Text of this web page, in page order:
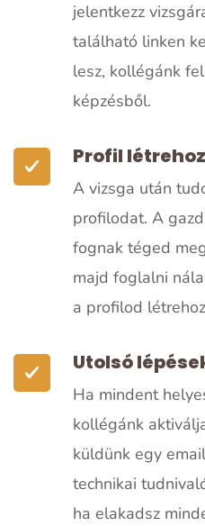
jelentkezz
található linken
lesz, kollégánk
képzésből.
Profil
A vizsga után
profilodat. A
fognak téged
majd foglalni
a profilod
Utolsó
Ha mindent
kollégánk
küldünk egy
technikai
ha elakadsz